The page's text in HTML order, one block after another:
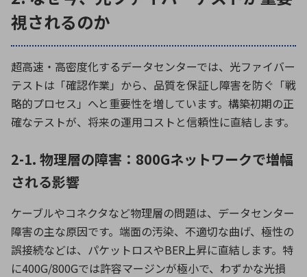
視されるのか
超高速・高密度化するデータセンターでは、光ファイバー
テストは「確認作業」から、品質を保証し障害を防ぐ「戦
略的プロセス」へと重要性を増しています。構築初期の正
確なテストが、将来の運用コストと信頼性に直結します。
2-1. 物理層の障害：800Gネットワークで増幅
される影響
ケーブルやコネクタなど物理層の問題は、データセンター
障害の主な原因です。端面の汚染、不適切な曲げ、極性の
誤接続などは、パケットロスやBER上昇に直結します。特
に400G/800Gでは許容マージンが極小で、わずかな光損